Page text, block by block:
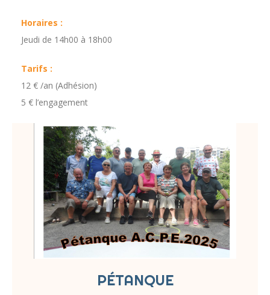
Horaires :
Jeudi de 14h00 à 18h00
Tarifs :
12 € /an (Adhésion)
5 € l’engagement
PÉTANQUE